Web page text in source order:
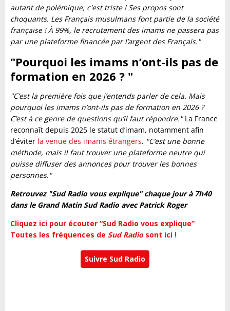
autant de polémique, c'est triste ! Ses propos sont
choquants. Les Français musulmans font partie de la société
française ! À 99%, le recrutement des imams ne passera pas
par une plateforme financée par l’argent des Français."
"Pourquoi les imams n’ont-ils pas de
formation en 2026 ? "
"C’est la première fois que j’entends parler de cela. Mais
pourquoi les imams n’ont-ils pas de formation en 2026 ?
C’est à ce genre de questions qu’il faut répondre."La France
reconnaît depuis 2025 le statut d’imam, notamment afin
d’éviter la venue des imams étrangers. "C’est une bonne
méthode, mais il faut trouver une plateforme neutre qui
puisse diffuser des annonces pour trouver les bonnes
personnes."
Retrouvez "Sud Radio vous explique" chaque jour à 7h40
dans le Grand Matin Sud Radio avec Patrick Roger
Cliquez ici pour écouter “Sud Radio vous explique”
Toutes les fréquences de Sud Radio sont ici !
Suivre Sud Radio